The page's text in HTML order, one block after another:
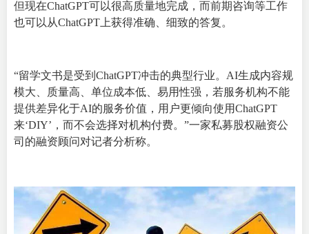
但现在ChatGPT可以很高质量地完成，而前期咨询等工作
也可以从ChatGPT上获得准确、细致的答复。
“留学文书是受到ChatGPT冲击的典型行业。AI生成内容规
模大、质量高、单位成本低、易用性强，若服务机构不能
提供差异化于AI的服务价值，用户更倾向使用ChatGPT
来‘DIY’，而不会选择对机构付费。”一家私募股权融资公
司的融资顾问对记者分析称。